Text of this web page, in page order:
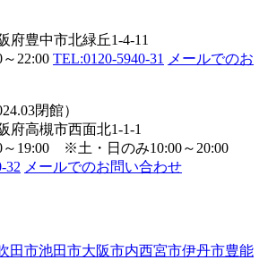
府豊中市北緑丘1-4-11
22:00 TEL:0120-5940-31
メールでのお
閉館）
府高槻市西面北1-1-1
～19:00 ※土・日のみ10:00～20:00
32 メールでのお問い合わせ
田市池田市大阪市内西宮市伊丹市豊能